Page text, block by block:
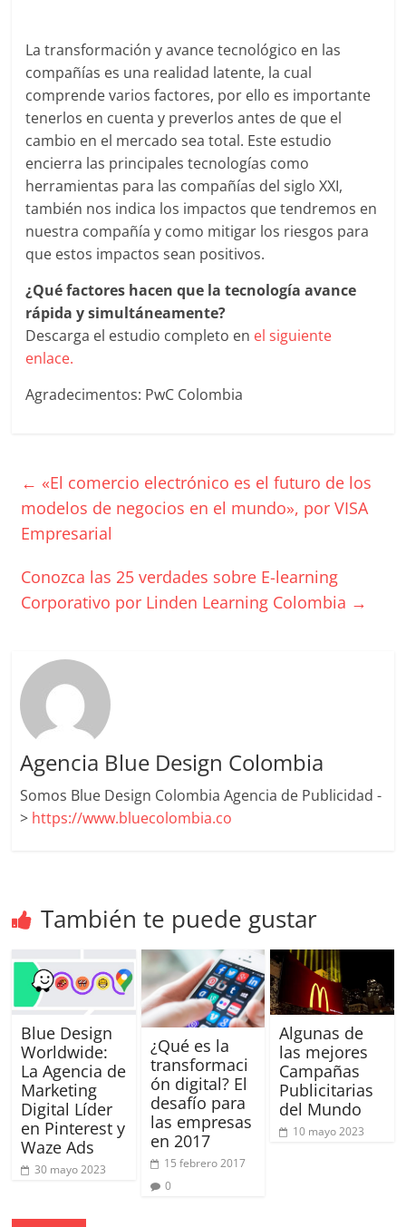
Noticias
de
Actualidad
y
Mercadeo
en
Colombia
|
Revistas
de
Actualidad
en
Colombia
Revista
iBlue
Magazine
de
de
Agencia
Blue
Design
Colombia
sus
filiales
en
América
Latina
La transformación y avance tecnológico en las
compañías es una realidad latente, la cual
comprende varios factores, por ello es importante
tenerlos en cuenta y preverlos antes de que el
cambio en el mercado sea total. Este estudio
encierra las principales tecnologías como
herramientas para las compañías del siglo XXI,
también nos indica los impactos que tendremos en
nuestra compañía y como mitigar los riesgos para
que estos impactos sean positivos.
¿Qué factores hacen que la tecnología avance
rápida y simultáneamente?
Descarga el estudio completo en el siguiente
enlace.
Agradecimentos: PwC Colombia
← «El comercio electrónico es el futuro de los
modelos de negocios en el mundo», por VISA
Empresarial
Conozca las 25 verdades sobre E-learning
Corporativo por Linden Learning Colombia →
Agencia Blue Design Colombia
Somos Blue Design Colombia Agencia de Publicidad -
> https://www.bluecolombia.co
También te puede gustar
Blue Design
Worldwide:
La Agencia de
Marketing
Digital Líder
en Pinterest y
Waze Ads
30 mayo 2023
¿Qué es la
transformaci
ón digital? El
desafío para
las empresas
en 2017
15 febrero 2017
0
Algunas de
las mejores
Campañas
Publicitarias
del Mundo
10 mayo 2023